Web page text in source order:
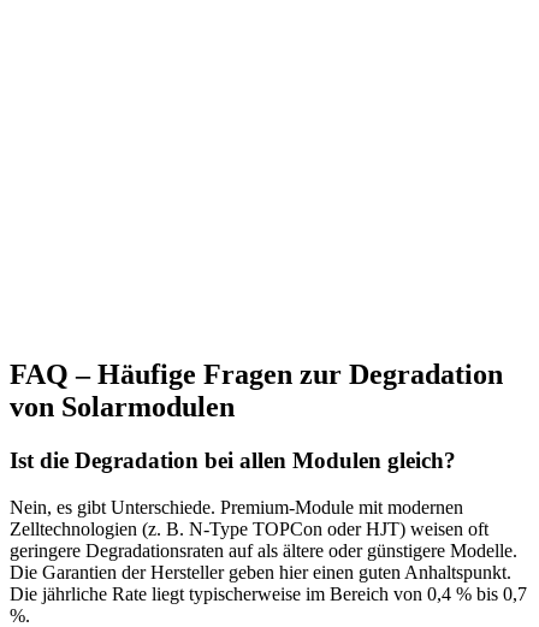
FAQ – Häufige Fragen zur Degradation
von Solarmodulen
Ist die Degradation bei allen Modulen gleich?
Nein, es gibt Unterschiede. Premium-Module mit modernen
Zelltechnologien (z. B. N-Type TOPCon oder HJT) weisen oft
geringere Degradationsraten auf als ältere oder günstigere Modelle.
Die Garantien der Hersteller geben hier einen guten Anhaltspunkt.
Die jährliche Rate liegt typischerweise im Bereich von 0,4 % bis 0,7
%.